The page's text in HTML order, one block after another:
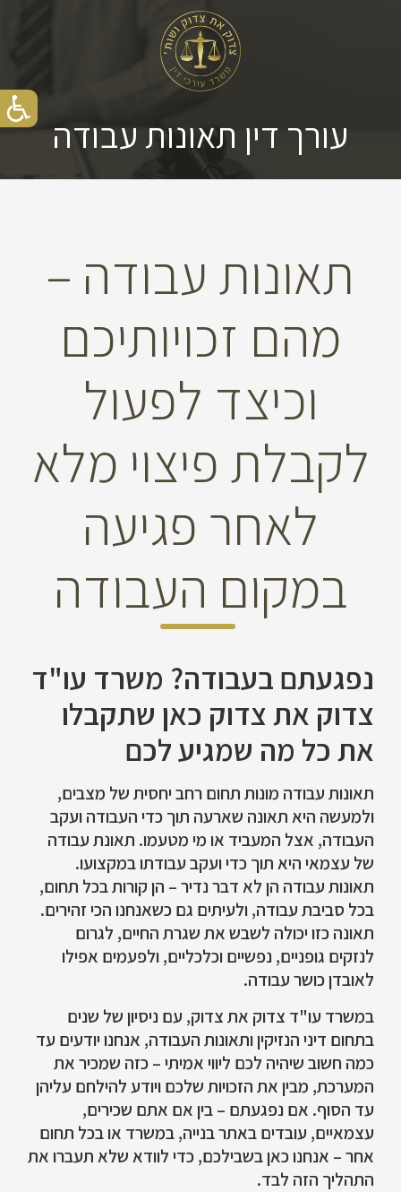
עורך דין תאונות עבודה
תאונות עבודה –
מהם זכויותיכם
וכיצד לפעול
לקבלת פיצוי מלא
לאחר פגיעה
במקום העבודה
נפגעתם בעבודה? משרד עו"ד
צדוק את צדוק כאן שתקבלו
את כל מה שמגיע לכם
תאונות עבודה מונות תחום רחב יחסית של מצבים,
ולמעשה היא תאונה שארעה תוך כדי העבודה ועקב
העבודה, אצל המעביד או מי מטעמו. תאונת עבודה
של עצמאי היא תוך כדי ועקב עבודתו במקצועו.
תאונות עבודה הן לא דבר נדיר – הן קורות בכל תחום,
בכל סביבת עבודה, ולעיתים גם כשאנחנו הכי זהירים.
תאונה כזו יכולה לשבש את שגרת החיים, לגרום
לנזקים גופניים, נפשיים וכלכליים, ולפעמים אפילו
לאובדן כושר עבודה.
במשרד עו"ד צדוק את צדוק, עם ניסיון של שנים
בתחום דיני הנזיקין ותאונות העבודה, אנחנו יודעים עד
כמה חשוב שיהיה לכם ליווי אמיתי – כזה שמכיר את
המערכת, מבין את הזכויות שלכם ויודע להילחם עליהן
עד הסוף. אם נפגעתם – בין אם אתם שכירים,
עצמאיים, עובדים באתר בנייה, במשרד או בכל תחום
אחר – אנחנו כאן בשבילכם, כדי לוודא שלא תעברו את
התהליך הזה לבד.